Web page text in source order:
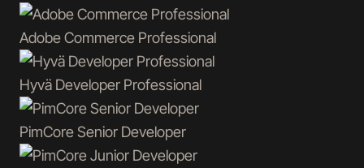
Adobe Commerce Professional
Hyvä Developer Professional
PimCoreSenior Developer